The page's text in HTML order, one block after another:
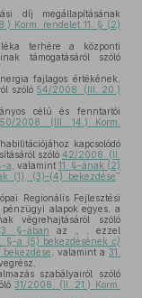
díj megállapításának
Korm. rendelet 11. § (2)
terhére a központi
támogatásáról szóló
fajlagos értékének,
szóló 54/2008. (III. 20.)
célú és fenntartói
50/2008. (III. 14.) Korm.
kapcsolódó
szóló 42/2008. (II.
a , valamint 11. §-ának (2)
(1), (3)–(4) bekezdése”
Regionális Fejlesztési
pénzügyi alapok egyes, a
végrehajtásáról szóló
§-ában az „ , ezzel
§-a (5) bekezdésénekc)
, valamint a31.
szabályairól szóló
31/2008. (II. 21.) Korm.